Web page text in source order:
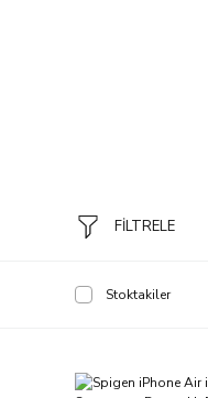
FİLTRELE
Stoktakiler